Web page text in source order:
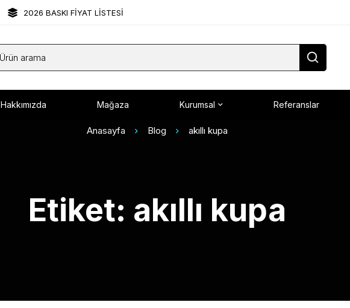
2026 BASKI FİYAT LİSTESİ
Hakkımızda Mağaza Kurumsal Referanslar
Anasayfa Blog akıllı kupa
Etiket: akıllı kupa